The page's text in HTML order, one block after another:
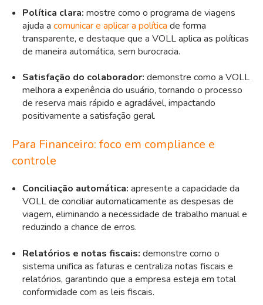
Política clara: mostre como o programa de viagens
ajuda a comunicar e aplicar a política de forma
transparente, e destaque que a VOLL aplica as políticas
de maneira automática, sem burocracia.
Satisfação do colaborador: demonstre como a VOLL
melhora a experiência do usuário, tornando o processo
de reserva mais rápido e agradável, impactando
positivamente a satisfação geral.
Para Financeiro: foco em compliance e
controle
Conciliação automática: apresente a capacidade da
VOLL de conciliar automaticamente as despesas de
viagem, eliminando a necessidade de trabalho manual e
reduzindo a chance de erros.
Relatórios e notas fiscais: demonstre como o
sistema unifica as faturas e centraliza notas fiscais e
relatórios, garantindo que a empresa esteja em total
conformidade com as leis fiscais.